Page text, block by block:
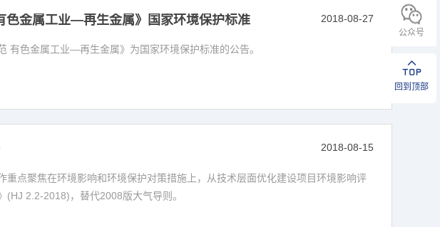
公众号
回到顶部
色金属工业—再生金属》国家环境保护标准 2018-08-27
有色金属工业—再生金属》为国家环境保护标准的公告。
2018-08-15
点聚焦在环境影响和环境保护对策措施上，从技术层面优化建设项目环境影响评
2.2-2018)，替代2008版大气导则。